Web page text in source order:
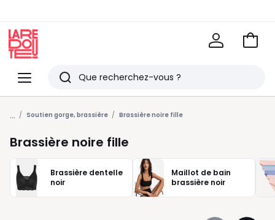
Menu
Redoute
Rechercher
Derniers
articles
vus
Voir
... Soutien gorge, brassière Brassière noire fille
Brassière noire fille
Brassière dentelle
noir
Maillot de bain
brassière noir